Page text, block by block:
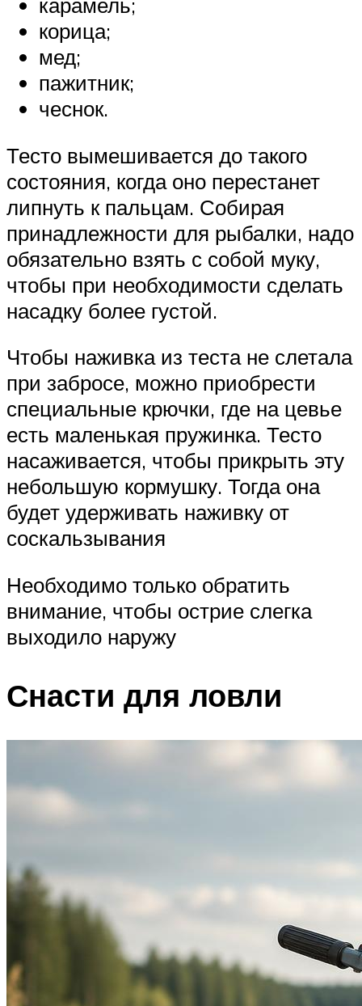
корица;
мед;
пажитник;
чеснок.
Тесто вымешивается до такого
состояния, когда оно перестанет
липнуть к пальцам. Собирая
принадлежности для рыбалки, надо
обязательно взять с собой муку,
чтобы при необходимости сделать
насадку более густой.
Чтобы наживка из теста не слетала
при забросе, можно приобрести
специальные крючки, где на цевье
есть маленькая пружинка. Тесто
насаживается, чтобы прикрыть эту
небольшую кормушку. Тогда она
будет удерживать наживку от
соскальзывания
Необходимо только обратить
внимание, чтобы острие слегка
выходило наружу
Снасти для ловли